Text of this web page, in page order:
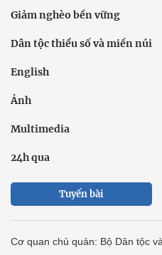
Giảm nghèo bền vững
Dân tộc thiểu số và miền núi
English
Ảnh
Multimedia
24h qua
Tuyến bài
Cơ quan chủ quản: Bộ Dân tộc